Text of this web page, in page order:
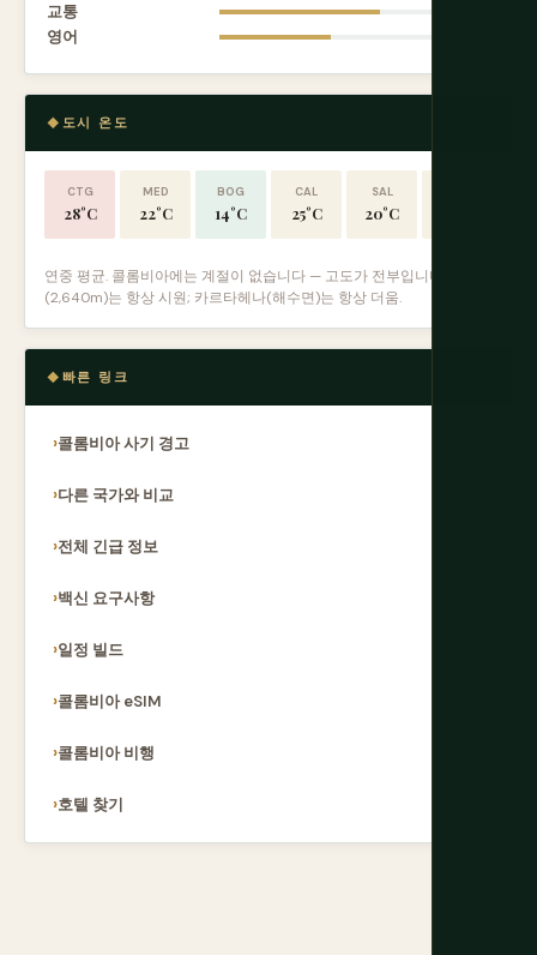
교통
영어
도시 온도
CTG
28°C
MED
22°C
BOG
14°C
CAL
25°C
SAL
20°C
연중 평균. 콜롬비아에는 계절이 없습니다 — 고도가 전부입니다. 보고타
(2,640m)는 항상 시원; 카르타헤나(해수면)는 항상 더움.
빠른 링크
콜롬비아 사기 경고
다른 국가와 비교
전체 긴급 정보
백신 요구사항
일정 빌드
콜롬비아 eSIM
콜롬비아 비행
호텔 찾기